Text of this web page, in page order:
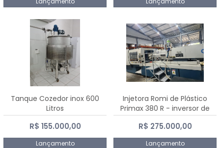
Tanque Cozedor inox 600
Litros
R$ 155.000,00
Lançamento
Injetora Romi de Plástico
Primax 380 R - inversor de
frequência NR 12 - 2008
R$ 275.000,00
Lançamento